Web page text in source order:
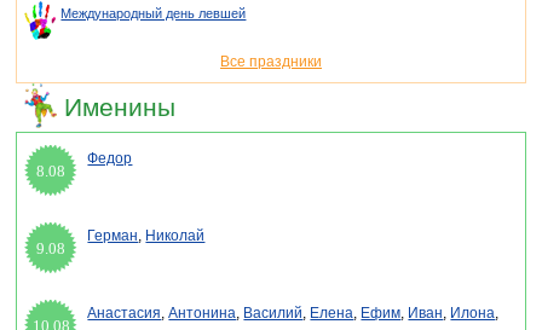
Международный день левшей
Все праздники
Именины
8.08
Федор
9.08
Герман, Николай
10.08
Анастасия,Антонина, Василий, Елена, Ефим, Иван, Илона,